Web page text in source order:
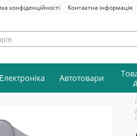
конфіденційності Контактна інформація
Електроніка Автотовари